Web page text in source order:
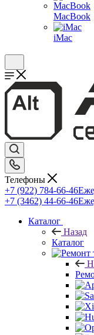
MacBook
iMac
Телефоны
+7 (922) 784-66-46
+7 (3462) 44-66-46
Каталог
Назад
Каталог